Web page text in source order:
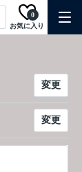
お気に入り
0
変更
変更